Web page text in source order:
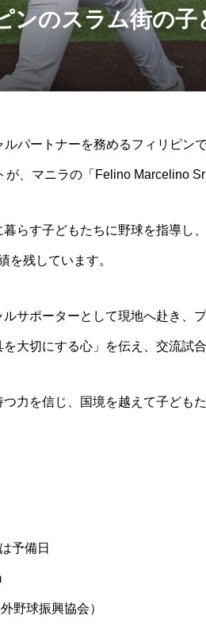
ンのスラム街の
パートナーを務めるフィリピ
、マニラの「Felino Marcelino
らす子どもたちに野球を指導
を残しています。
ルサポーターとして現地へ赴き、
大切にする心」を伝え、交流試
力を信じ、国境を越えて子ど
予備日
野球振興協会）